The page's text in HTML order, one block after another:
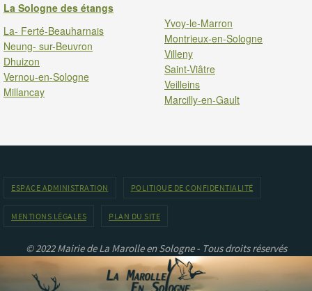
La Sologne des étangs
La- Ferté-Beauharnais
Neung- sur-Beuvron
Dhuizon
Vernou-en-Sologne
Millancay
Yvoy-le-Marron
Montrieux-en-Sologne
Villeny
Saint-Viâtre
Veilleins
Marcilly-en-Gault
ESPACE ADMINISTRATION POLITIQUE DE CONFIDENTIALITÉ
MENTIONS LÉGALES PLAN DU SITE
© 2022 Mairie de La Marolle en Sologne - Tous droits réservés